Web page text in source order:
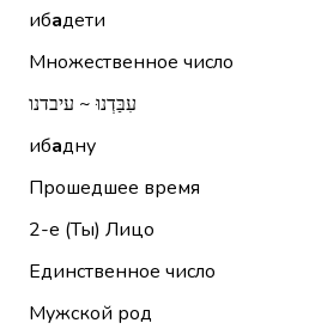
ибадети
Множественное число
עִבַּדְנוּ ~ עיבדנו
ибадну
Прошедшее время
2-е (Ты) Лицо
Единственное число
Мужской род